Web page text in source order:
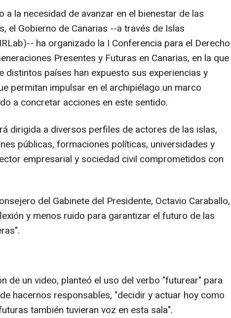
a la necesidad de avanzar en el bienestar de las
el Gobierno de Canarias --a través de Islas
ha organizado la I Conferencia para el Derecho
Presentes y Futuras en Canarias, en la que
distintos países han expuesto sus experiencias y
permitan impulsar en el archipiélago un marco
a concretar acciones en este sentido.
dirigida a diversos perfiles de actores de las islas,
públicas, formaciones políticas, universidades y
empresarial y sociedad civil comprometidos con
del Gabinete del Presidente, Octavio Caraballo,
y menos ruido para garantizar el futuro de las
de un video, planteó el uso del verbo "futurear" para
hacernos responsables, "decidir y actuar hoy como
también tuvieran voz en esta sala".